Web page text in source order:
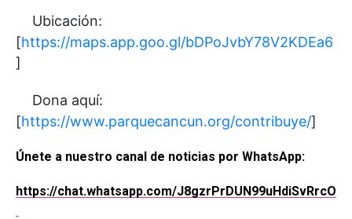
Ubicación:
[https://maps.app.goo.gl/bDPoJvbY78V2KDEa6
]
Dona aquí:
[https://www.parquecancun.org/contribuye/]
Únete a nuestro canal de noticias por WhatsApp:
https://chat.whatsapp.com/J8gzrPrDUN99uHdiSvRrcO